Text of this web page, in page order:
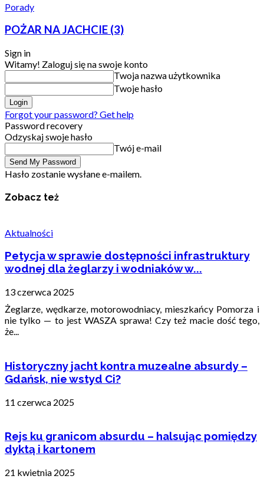
Porady
POŻAR NA JACHCIE (3)
Sign in
Witamy! Zaloguj się na swoje konto
Twoja nazwa użytkownika
Twoje hasło
Forgot your password? Get help
Password recovery
Odzyskaj swoje hasło
Twój e-mail
Hasło zostanie wysłane e-mailem.
Zobacz też
Aktualności
Petycja w sprawie dostępności infrastruktury
wodnej dla żeglarzy i wodniaków w...
13 czerwca 2025
Żeglarze, wędkarze, motorowodniacy, mieszkańcy Pomorza i
nie tylko — to jest WASZA sprawa! Czy też macie dość tego,
że...
Historyczny jacht kontra muzealne absurdy –
Gdańsk, nie wstyd Ci?
11 czerwca 2025
Rejs ku granicom absurdu – halsując pomiędzy
dyktą i kartonem
21 kwietnia 2025